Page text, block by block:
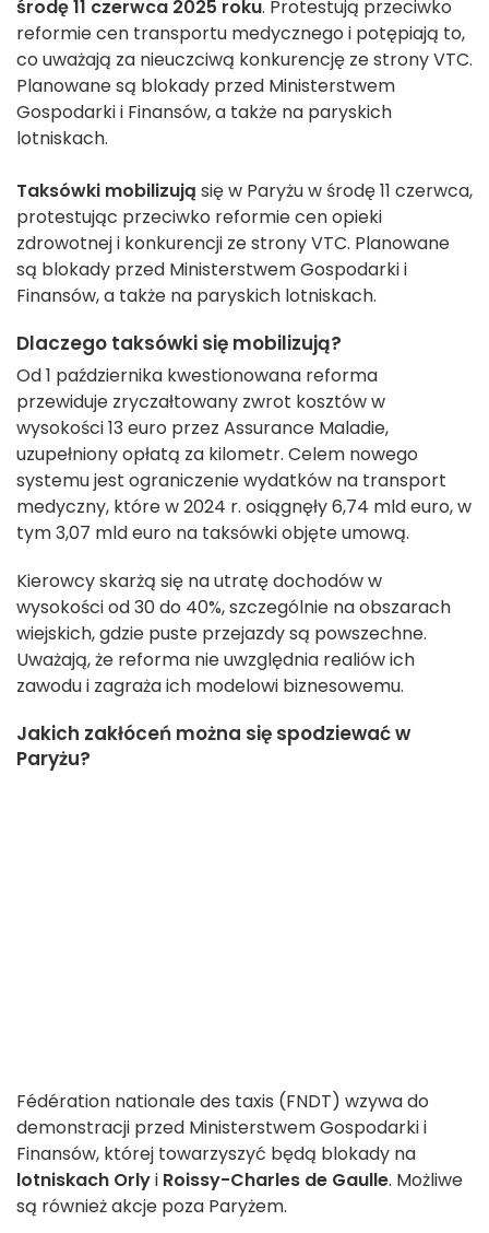
środę 11 czerwca 2025 roku. Protestują przeciwko
reformie cen transportu medycznego i potępiają to,
co uważają za nieuczciwą konkurencję ze strony VTC.
Planowane są blokady przed Ministerstwem
Gospodarki i Finansów, a także na paryskich
lotniskach.
Taksówki mobilizują się w Paryżu w środę 11 czerwca,
protestując przeciwko reformie cen opieki
zdrowotnej i konkurencji ze strony VTC. Planowane
są blokady przed Ministerstwem Gospodarki i
Finansów, a także na paryskich lotniskach.
Dlaczego taksówki się mobilizują?
Od 1 października kwestionowana reforma
przewiduje zryczałtowany zwrot kosztów w
wysokości 13 euro przez Assurance Maladie,
uzupełniony opłatą za kilometr. Celem nowego
systemu jest ograniczenie wydatków na transport
medyczny, które w 2024 r. osiągnęły 6,74 mld euro, w
tym 3,07 mld euro na taksówki objęte umową.
Kierowcy skarżą się na utratę dochodów w
wysokości od 30 do 40%, szczególnie na obszarach
wiejskich, gdzie puste przejazdy są powszechne.
Uważają, że reforma nie uwzględnia realiów ich
zawodu i zagraża ich modelowi biznesowemu.
Jakich zakłóceń można się spodziewać w
Paryżu?
Fédération nationale des taxis (FNDT) wzywa do
demonstracji przed Ministerstwem Gospodarki i
Finansów, której towarzyszyć będą blokady na
lotniskach Orlyi Roissy-Charles de Gaulle. Możliwe
są również akcje poza Paryżem.